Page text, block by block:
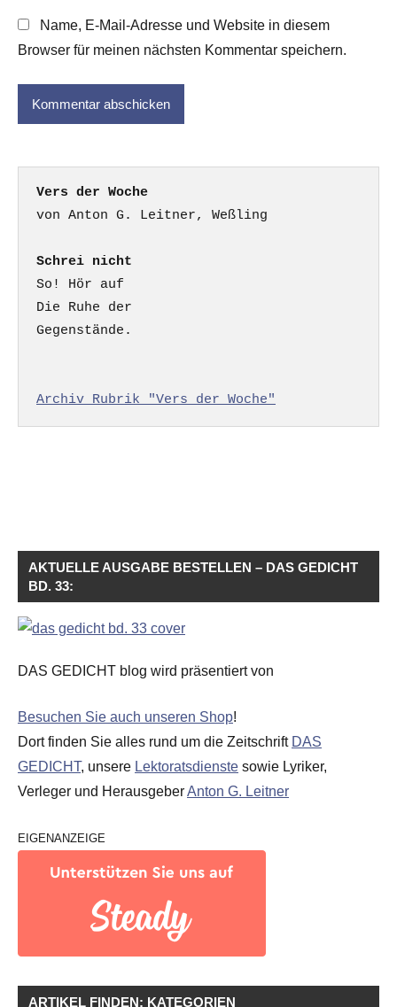
Name, E-Mail-Adresse und Website in diesem
Browser für meinen nächsten Kommentar speichern.
Vers der Woche
Schrei nicht
So! Hör auf
Die Ruhe der
Gegenstände.
Archiv Rubrik "Vers der Woche"
AKTUELLE AUSGABE BESTELLEN – DAS GEDICHT
BD. 33:
DAS GEDICHT blog wird präsentiert von
Besuchen Sie auch unseren Shop!
Dort finden Sie alles rund um die Zeitschrift DAS
GEDICHT, unsere Lektoratsdienste sowie Lyriker,
Verleger und HerausgeberAnton G. Leitner
EIGENANZEIGE
ARTIKEL FINDEN: KATEGORIEN